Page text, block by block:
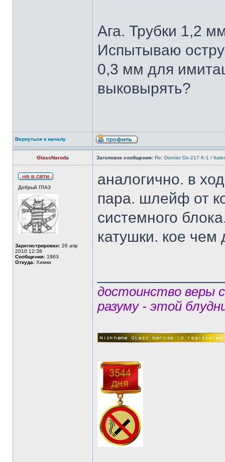
Ага. Трубки 1,2
Испытываю
0,3 мм для
выковырять?
Вернуться к началу
GlassNaroda Заголовок сообщения: Re: Dornier Do-217 K-1 /
Добрый ГЛАЗ
Зарегистрирован: 26 апр
2010 12:38
Сообщения: 1963
Откуда: Химки
аналогично. в
пара. шлейф от
системного
катушки. кое чем
достоинство веры
разуму - этой